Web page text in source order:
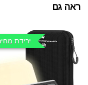
ראה גם
ירידת